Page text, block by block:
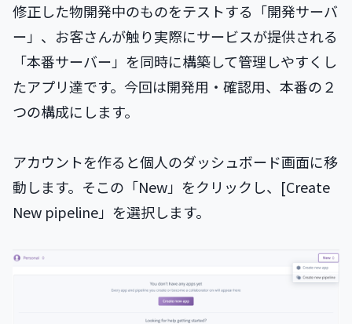
修正した物開発中のものをテストする「開発サーバ
ー」、お客さんが触り実際にサービスが提供される
「本番サーバー」を同時に構築して管理しやすくし
たアプリ達です。今回は開発用・確認用、本番の２
つの構成にします。
アカウントを作ると個人のダッシュボード画面に移
動します。そこの「New」をクリックし、[Create
New pipeline」を選択します。